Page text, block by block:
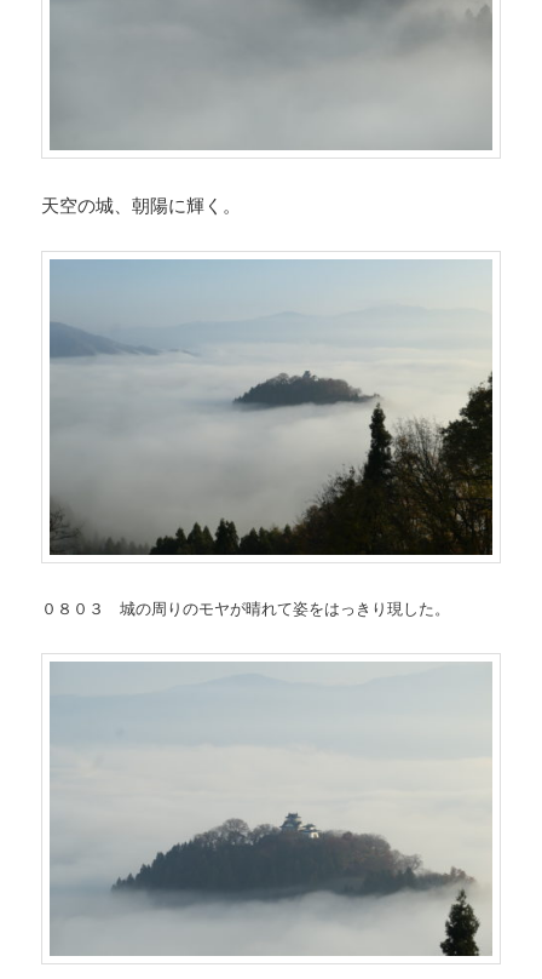
天空の城、朝陽に輝く。
０８０３ 城の周りのモヤが晴れて姿をはっきり現した。